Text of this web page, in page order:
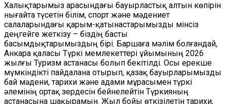
Халықтарымыз арасындағы бауырластық алтын көпірін
нығайта түсетін білім, спорт және мәдениет
салаларындағы қарым-қатынастарымызды мінсіз
деңгейге жеткізу – біздің басты
басымдықтарымыздың бірі. Баршаға мәлім болғандай,
Анкара қаласы Түркі мемлекеттері ұйымының 2026
жылғы Туризм астанасы болып бекітілді. Осы ерекше
мүмкіндікті пайдалана отырып, қазақ бауырларымызды
бай мәдени, тарихи және адами мұрасымен түркі
әлемінің ортақ зердесін бейнелейтін Түркияның
астанасына шақырамын. Жыл бойы өткізілетін тарихи,